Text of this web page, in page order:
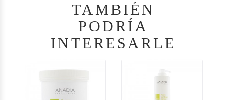
TAMBIÉN
PODRÍA
INTERESARLE